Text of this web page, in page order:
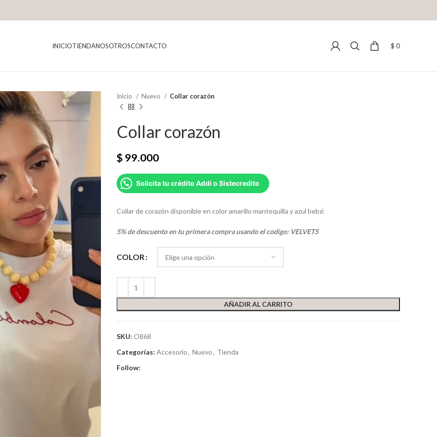
INICIOTIENDANOSOTROSCONTACTO $ 0
Inicio Nuevo Collar corazón
Collar corazón
$ 99.000
Solicita tu crédito Addi o Sistecredito
Collar de corazón disponible en color amarillo mantequilla y azul bebé.
5% de descuento en tu primera compra usando el codigo: VELVET5
COLOR
AÑADIR AL CARRITO
SKU: O868
Categorías: Accesorio, Nuevo, Tienda
Follow: